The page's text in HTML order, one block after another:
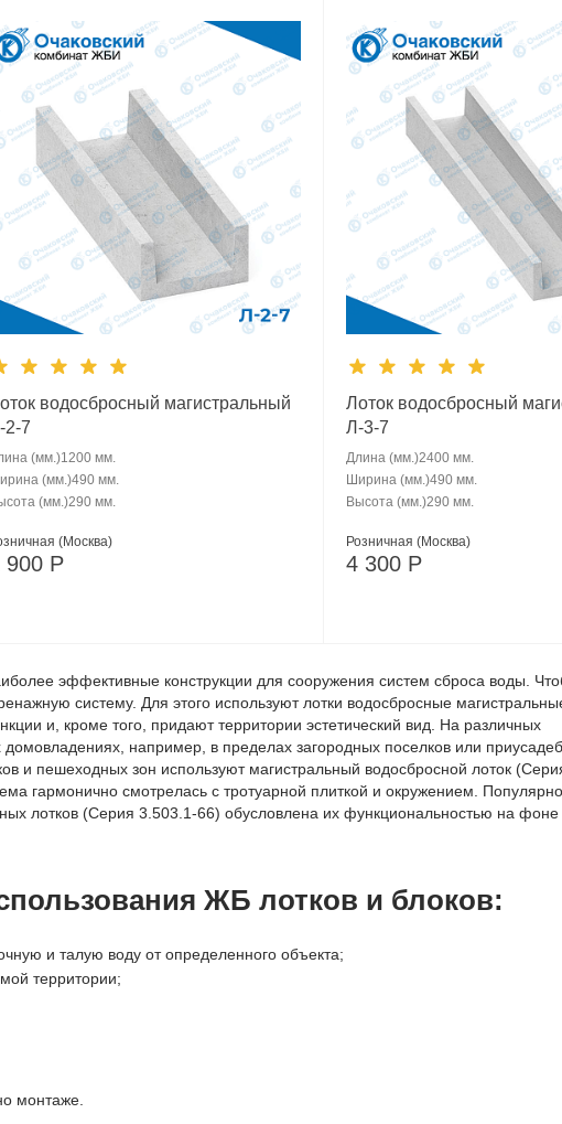
водосбросный магистральный
2-7
(мм.)1200 мм.
(мм.)490 мм.
(мм.)290 мм.
(Москва)
900 Р
Лоток водосбросный
Л-3-7
Длина (мм.)2400 мм.
Ширина (мм.)490 мм.
Высота (мм.)290 мм.
Розничная (Москва)
4 300 Р
эффективные конструкции для сооружения систем сброса воды.
систему. Для этого используют лотки водосбросные
и, кроме того, придают территории эстетический вид. На различных
домовладениях, например, в пределах загородных поселков или
и пешеходных зон используют магистральный водосбросной лоток
гармонично смотрелась с тротуарной плиткой и окружением.
лотков (Серия 3.503.1-66) обусловлена их функциональностью на фоне
ЖБ лотков и блоков:
и талую воду от определенного объекта;
территории;
монтаже.